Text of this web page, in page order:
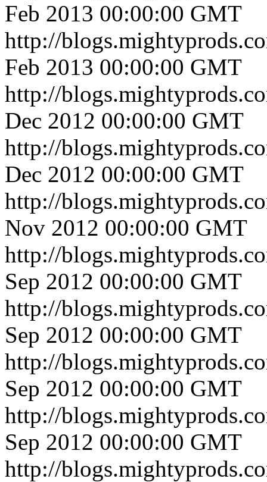
Feb 2013 00:00:00 GMT
http://
Feb 2013 00:00:00 GMT
http://
Dec 2012 00:00:00 GMT
http://
Dec 2012 00:00:00 GMT
http://
Nov 2012 00:00:00 GMT
http://
Sep 2012 00:00:00 GMT
http://
Sep 2012 00:00:00 GMT
http://
Sep 2012 00:00:00 GMT
http://
Sep 2012 00:00:00 GMT
http://